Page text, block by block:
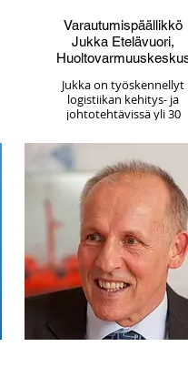
Varautumispäällikkö
Jukka Etelävuori,
Jukka on työskennellyt
logistiikan kehitys- ja
johtotehtävissä yli 30
vuotta hän on toiminut
varautumispäällikkönä.
ennen hän on toiminut
teollisuuden ja
palvelutarjoajien
palveluksessa.
Koulutukseltaan Jukka
tuotantotalouden
insinööri.”